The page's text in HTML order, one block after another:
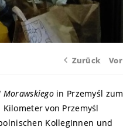
Zurück Vor
Morawskiegoin Przemyśl zum
von Przemyśl
KollegInnen und